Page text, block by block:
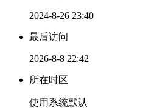
2024-8-26 23:40
最后访问
2026-8-8 22:42
所在时区
使用系统默认